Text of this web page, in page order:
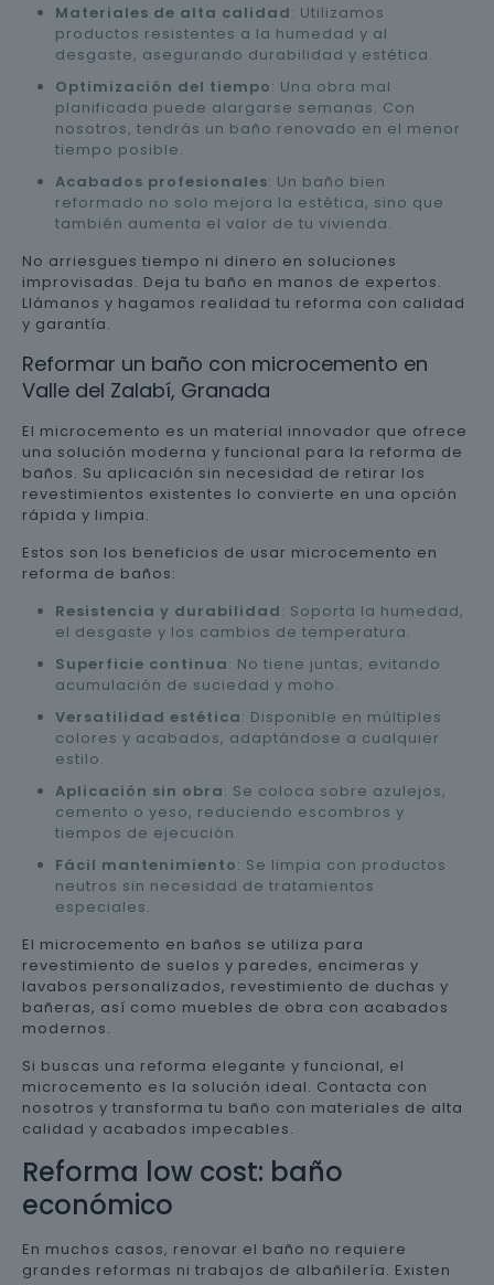
Materiales de alta calidad: Utilizamos
productos resistentes a la humedad y al
desgaste, asegurando durabilidad y estética.
Optimización del tiempo: Una obra mal
planificada puede alargarse semanas. Con
nosotros, tendrás un baño renovado en el menor
tiempo posible.
Acabados profesionales: Un baño bien
reformado no solo mejora la estética, sino que
también aumenta el valor de tu vivienda.
No arriesgues tiempo ni dinero en soluciones
improvisadas. Deja tu baño en manos de expertos.
Llámanos y hagamos realidad tu reforma con calidad
y garantía.
Reformar un baño con microcemento en
Valle del Zalabí, Granada
El microcemento es un material innovador que ofrece
una solución moderna y funcional para la reforma de
baños. Su aplicación sin necesidad de retirar los
revestimientos existentes lo convierte en una opción
rápida y limpia.
Estos son los beneficios de usar microcemento en
reforma de baños:
Resistencia y durabilidad: Soporta la humedad,
el desgaste y los cambios de temperatura.
Superficie continua: No tiene juntas, evitando
acumulación de suciedad y moho.
Versatilidad estética: Disponible en múltiples
colores y acabados, adaptándose a cualquier
estilo.
Aplicación sin obra: Se coloca sobre azulejos,
cemento o yeso, reduciendo escombros y
tiempos de ejecución.
Fácil mantenimiento: Se limpia con productos
neutros sin necesidad de tratamientos
especiales.
El microcemento en baños se utiliza para
revestimiento de suelos y paredes, encimeras y
lavabos personalizados, revestimiento de duchas y
bañeras, así como muebles de obra con acabados
modernos.
Si buscas una reforma elegante y funcional, el
microcemento es la solución ideal. Contacta con
nosotros y transforma tu baño con materiales de alta
calidad y acabados impecables.
Reforma low cost: baño
económico
En muchos casos, renovar el baño no requiere
grandes reformas ni trabajos de albañilería. Existen